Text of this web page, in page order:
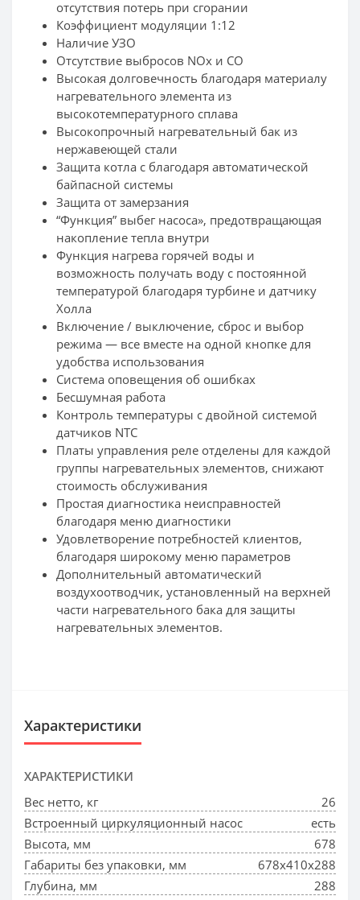
отсутствия потерь при сгорании
Коэффициент модуляции 1:12
Наличие УЗО
Отсутствие выбросов NOx и CO
Высокая долговечность благодаря материалу
нагревательного элемента из
высокотемпературного сплава
Высокопрочный нагревательный бак из
нержавеющей стали
Защита котла с благодаря автоматической
байпасной системы
Защита от замерзания
“Функция” выбег насоса», предотвращающая
накопление тепла внутри
Функция нагрева горячей воды и
возможность получать воду с постоянной
температурой благодаря турбине и датчику
Холла
Включение / выключение, сброс и выбор
режима — все вместе на одной кнопке для
удобства использования
Система оповещения об ошибках
Бесшумная работа
Контроль температуры с двойной системой
датчиков NTC
Платы управления реле отделены для каждой
группы нагревательных элементов, снижают
стоимость обслуживания
Простая диагностика неисправностей
благодаря меню диагностики
Удовлетворение потребностей клиентов,
благодаря широкому меню параметров
Дополнительный автоматический
воздухоотводчик, установленный на верхней
части нагревательного бака для защиты
нагревательных элементов.
Характеристики
ХАРАКТЕРИСТИКИ
Вес нетто, кг
26
Встроенный циркуляционный насос
есть
Высота, мм
678
Габариты без упаковки, мм
678x410x288
Глубина, мм
288